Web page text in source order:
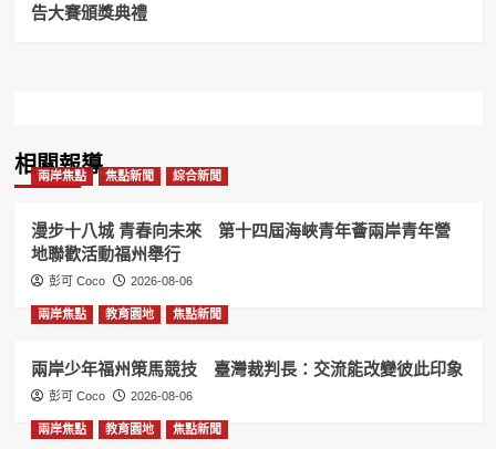
航！
告大賽頒獎典禮
相關報導
兩岸焦點 焦點新聞 綜合新聞
漫步十八城 青春向未來 第十四屆海峽青年薈兩岸青年營
地聯歡活動福州舉行
彭可 Coco 2026-08-06
兩岸焦點 教育園地 焦點新聞
兩岸少年福州策馬競技 臺灣裁判長：交流能改變彼此印象
彭可 Coco 2026-08-06
兩岸焦點 教育園地 焦點新聞